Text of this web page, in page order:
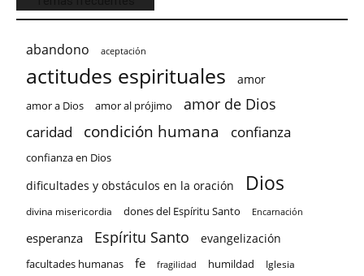
abandono aceptación
actitudes espirituales amor
amor a Dios amor al prójimo amor de Dios
caridad condición humana confianza
confianza en Dios
dificultades y obstáculos en la oración Dios
divina misericordia dones del Espíritu Santo Encarnación
esperanza Espíritu Santo evangelización
facultades humanas fe fragilidad humildad Iglesia